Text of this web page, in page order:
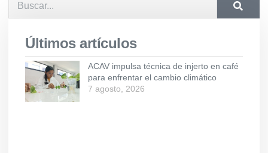
Últimos artículos
ACAV impulsa técnica de injerto en café
para enfrentar el cambio climático
7 agosto, 2026